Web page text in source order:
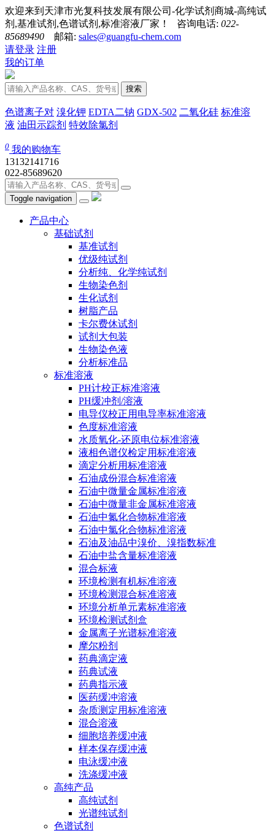
欢迎来到天津市光复科技发展有限公司-化学试剂商城-高纯试
剂,基准试剂,色谱试剂,标准溶液厂家！ 咨询电话: 022-
85689490 邮箱: sales@guangfu-chem.com
请登录 注册
我的订单
搜索
色谱离子对 溴化钾 EDTA二钠 GDX-502 二氧化硅 标准溶
液 油田示踪剂 特效除氯剂
0 我的购物车
13132141716
022-85689620
Toggle navigation
产品中心
基础试剂
基准试剂
优级纯试剂
分析纯、化学纯试剂
生物染色剂
生化试剂
树脂产品
卡尔费休试剂
试剂大包装
生物染色液
分析标准品
标准溶液
PH计校正标准溶液
PH缓冲剂/溶液
电导仪校正用电导率标准溶液
色度标准溶液
水质氧化-还原电位标准溶液
液相色谱仪检定用标准溶液
滴定分析用标准溶液
石油成份混合标准溶液
石油中微量金属标准溶液
石油中微量非金属标准溶液
石油中氮化合物标准溶液
石油中氯化合物标准溶液
石油及油品中溴价、溴指数标准
石油中盐含量标准溶液
混合标液
环境检测有机标准溶液
环境检测混合标准溶液
环境分析单元素标准溶液
环境检测试剂盒
金属离子光谱标准溶液
摩尔粉剂
药典滴定液
药典试液
药典指示液
医药缓冲溶液
杂质测定用标准溶液
混合溶液
细胞培养缓冲液
样本保存缓冲液
电泳缓冲液
洗涤缓冲液
高纯产品
高纯试剂
光谱纯试剂
色谱试剂